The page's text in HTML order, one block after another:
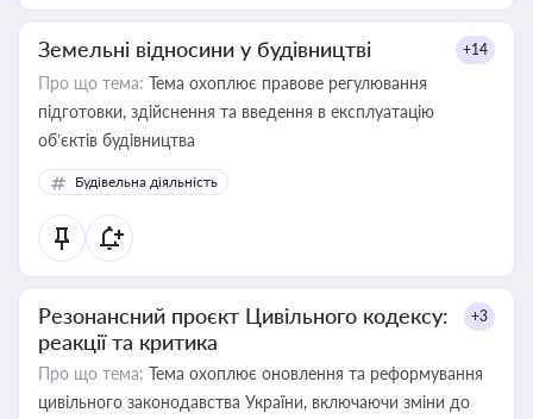
Земельні відносини у будівництві +14
Про що тема: Тема охоплює правове регулювання
підготовки, здійснення та введення в експлуатацію
об’єктів будівництва
Будівельна діяльність
Резонансний проєкт Цивільного кодексу:
реакції та критика
+3
Про що тема: Тема охоплює оновлення та реформування
цивільного законодавства України, включаючи зміни до